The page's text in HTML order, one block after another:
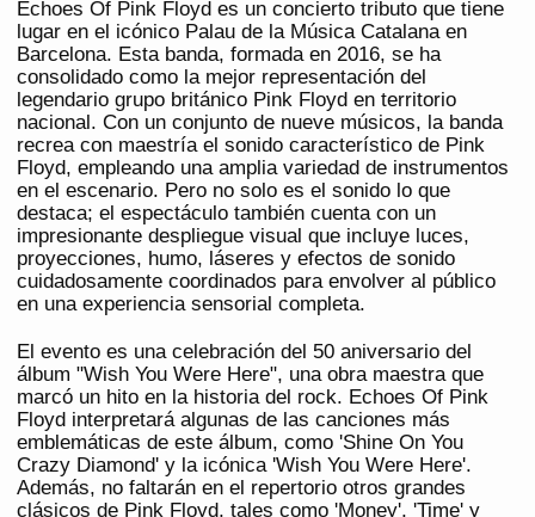
Echoes Of Pink Floyd es un concierto tributo que tiene
lugar en el icónico Palau de la Música Catalana en
Barcelona. Esta banda, formada en 2016, se ha
consolidado como la mejor representación del
legendario grupo británico Pink Floyd en territorio
nacional. Con un conjunto de nueve músicos, la banda
recrea con maestría el sonido característico de Pink
Floyd, empleando una amplia variedad de instrumentos
en el escenario. Pero no solo es el sonido lo que
destaca; el espectáculo también cuenta con un
impresionante despliegue visual que incluye luces,
proyecciones, humo, láseres y efectos de sonido
cuidadosamente coordinados para envolver al público
en una experiencia sensorial completa.
El evento es una celebración del 50 aniversario del
álbum "Wish You Were Here", una obra maestra que
marcó un hito en la historia del rock. Echoes Of Pink
Floyd interpretará algunas de las canciones más
emblemáticas de este álbum, como 'Shine On You
Crazy Diamond' y la icónica 'Wish You Were Here'.
Además, no faltarán en el repertorio otros grandes
clásicos de Pink Floyd, tales como 'Money', 'Time' y